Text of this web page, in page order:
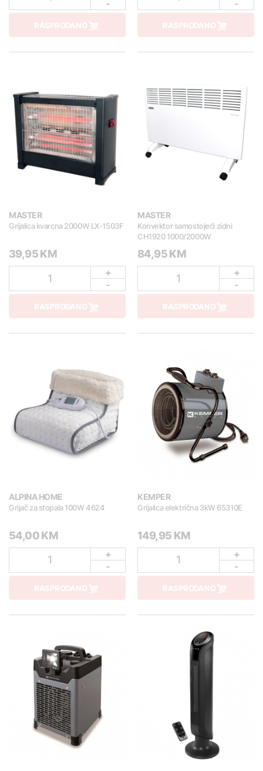
-
RASPRODANO
-
RASPRODANO
MASTER
Grijalica kvarcna 2000W LX-1503F
39,95 KM
1
+
-
RASPRODANO
MASTER
Konvektor samostojeći zidni
CH1920 1000/2000W
84,95 KM
1
+
-
RASPRODANO
ALPINA HOME
Grijač za stopala 100W 4624
54,00 KM
1
+
-
RASPRODANO
KEMPER
Grijalica električna 3kW 65310E
149,95 KM
1
+
-
RASPRODANO